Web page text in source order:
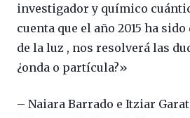
investigador y químico
cuenta que el año 2015 ha
de la luz , nos resolverá las
¿onda o partícula?»
– Naiara Barrado e Itziar